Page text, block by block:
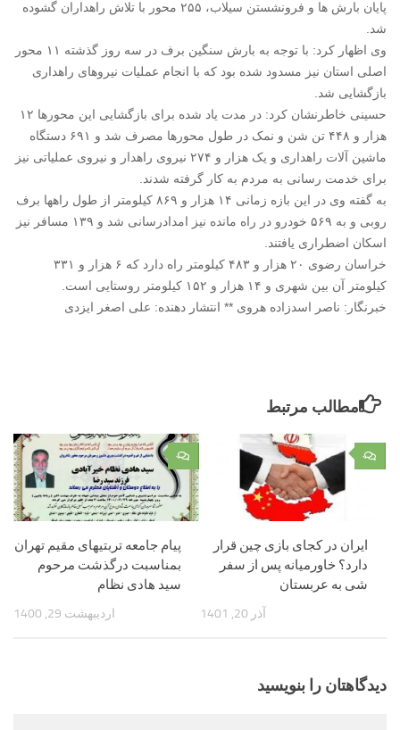
پایان بارش ها و فرونشستن سیلاب، ۲۵۵ محور با تلاش راهداران گشوده
شد.
وی اظهار کرد: با توجه به بارش سنگین برف در سه روز گذشته ۱۱ محور
اصلی استان نیز مسدود شده بود که با انجام عملیات نیروهای راهداری
بازگشایی شد.
حسینی خاطرنشان کرد: در مدت یاد شده برای بازگشایی این محورها ۱۲
هزار و ۴۴۸ تن شن و نمک در طول محورها مصرف شد و ۶۹۱ دستگاه
ماشین آلات راهداری و یک هزار و ۲۷۴ نیروی راهدار و نیروی عملیاتی نیز
برای خدمت رسانی به مردم به کار گرفته شدند.
به گفته وی در این بازه زمانی ۱۴ هزار و ۸۶۹ کیلومتر از طول راهها برف
روبی و به ۵۶۹ خودرو در راه مانده نیز امدادرسانی شد و ۱۳۹ مسافر نیز
اسکان اضطراری یافتند.
خراسان رضوی ۲۰ هزار و ۴۸۳ کیلومتر راه دارد که ۶ هزار و ۳۳۱
کیلومتر آن بین شهری و ۱۴ هزار و ۱۵۲ کیلومتر روستایی است.
خبرنگار: ناصر اسدزاده هروی ** انتشار دهنده: علی اصغر ایزدی
مطالب مرتبط
۰
پیام جامعه تربتیهای مقیم تهران
بمناسبت درگذشت مرحوم
سید هادی نظام
اردیبهشت 29, 1400
۰
ایران در کجای بازی چین قرار
دارد؟ خاورمیانه پس از سفر
شی به عربستان
آذر 20, 1401
دیدگاهتان را بنویسید